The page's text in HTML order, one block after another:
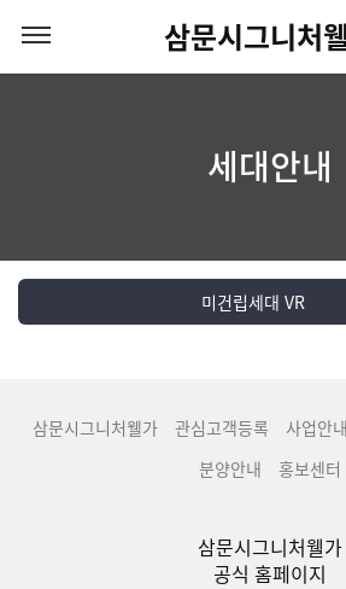
삼문시그니처
세대안내
미건립세대 VR
삼문시그니처웰가 관심고객등록 사업안내
분양안내
홍보센터
삼문시그니처웰가
공식 홈페이지